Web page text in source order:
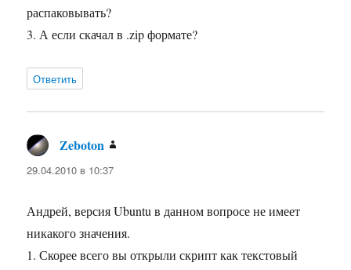
распаковывать?
3. А если скачал в .zip формате?
Ответить
Zeboton
29.04.2010 в 10:37
Андрей, версия Ubuntu в данном вопросе не имеет
никакого значения.
1. Скорее всего вы открыли скрипт как текстовый